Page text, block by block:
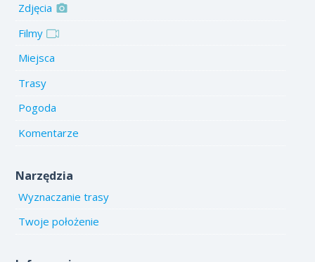
Zdjęcia
Filmy
Miejsca
Trasy
Pogoda
Komentarze
Narzędzia
Wyznaczanie trasy
Twoje położenie